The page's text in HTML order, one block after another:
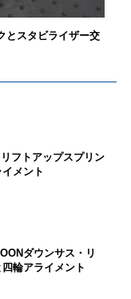
とスタビライザー交
フトアップスプリン
メント
ダウンサス・リ
輪アライメント